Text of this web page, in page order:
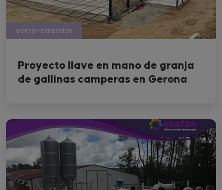
obras-realizadas
Proyecto llave en mano de granja
de gallinas camperas en Gerona